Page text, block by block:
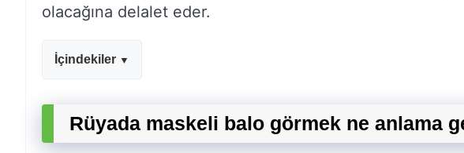
olacağına delalet eder.
İçindekiler
Rüyada maskeli balo görmek ne anlama